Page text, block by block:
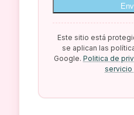
Este sitio está
se aplican las
Google. Politica de
servicio